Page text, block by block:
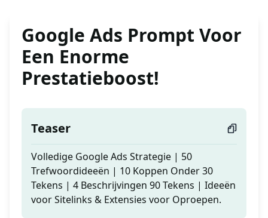
Google Ads Prompt Voor
Een Enorme
Prestatieboost!
Teaser
Volledige Google Ads Strategie | 50
Trefwoordideeën | 10 Koppen Onder 30
Tekens | 4 Beschrijvingen 90 Tekens | Ideeën
voor Sitelinks & Extensies voor Oproepen.